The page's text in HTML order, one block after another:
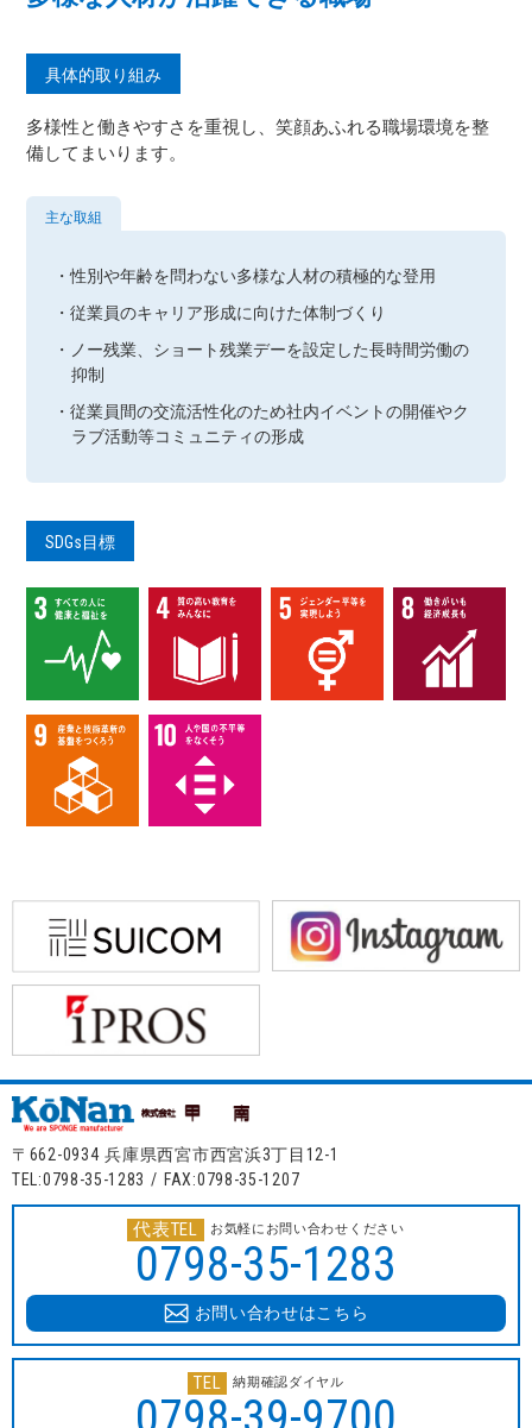
具体的取り組み
多様性と働きやすさを重視し、笑顔あふれる職場環境を整
備してまいります。
主な取組
・性別や年齢を問わない多様な⼈材の積極的な登⽤
・従業員のキャリア形成に向けた体制づくり
・ノー残業、ショート残業デーを設定した⻑時間労働の
抑制
・従業員間の交流活性化のため社内イベントの開催やク
ラブ活動等コミュニティの形成
SDGs目標
〒662-0934 兵庫県西宮市西宮浜3丁目12-1
TEL:0798-35-1283 / FAX:0798-35-1207
代表TEL お気軽にお問い合わせください
0798-35-1283
お問い合わせはこちら
TEL 納期確認ダイヤル